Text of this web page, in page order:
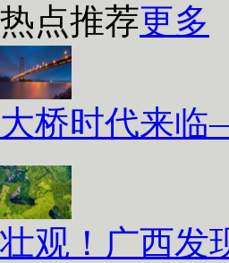
热点推荐更多
大桥时代来
壮观！广西发